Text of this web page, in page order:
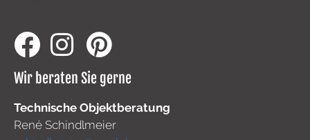
Wir beraten Sie gerne
Technische Objektberatung
René Schindlmeier